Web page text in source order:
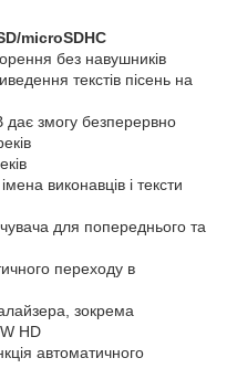
microSDHC
без навушників
текстів пісень на
змогу безперервно
виконавців і тексти
для попереднього та
переходу в
зокрема
HD
автоматичного